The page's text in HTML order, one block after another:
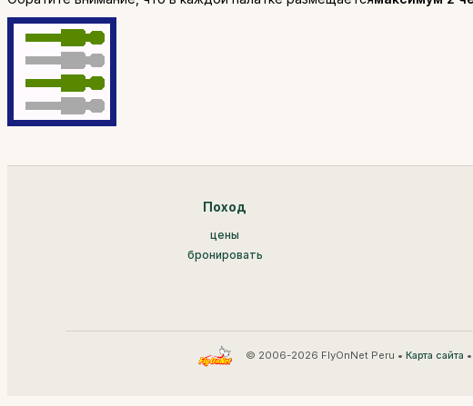
Поход
цены
бронировать
© 2006-2026 FlyOnNet Peru •Карта сайта